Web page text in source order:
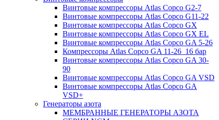
Винтовые компрессоры Atlas Copco G2-7
Винтовые компрессоры Atlas Copco G11-22
Винтовые компрессоры Atlas Copco GX
Винтовые компрессоры Atlas Copco GX EL
Винтовые компрессоры Atlas Copco GA 5-26
Компрессоры Atlas Copco GA 11-26_16 бар
Винтовые компрессоры Atlas Copco GA 30-
90
Винтовые компрессоры Atlas Copco GA VSD
Винтовые компрессоры Atlas Copco GA
VSD+
Генераторы азота
МЕМБРАННЫЕ ГЕНЕРАТОРЫ АЗОТА